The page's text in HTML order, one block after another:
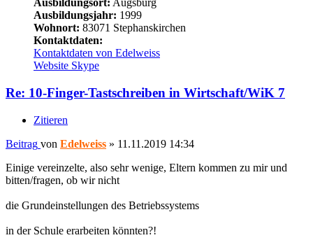
Ausbildungsort: Augsburg
Ausbildungsjahr: 1999
Wohnort: 83071 Stephanskirchen
Kontaktdaten:
Kontaktdaten von Edelweiss
Website Skype
Re: 10-Finger-Tastschreiben in Wirtschaft/WiK 7
Zitieren
Beitrag von Edelweiss » 11.11.2019 14:34
Einige vereinzelte, also sehr wenige, Eltern kommen zu mir und
bitten/fragen, ob wir nicht
die Grundeinstellungen des Betriebssystems
in der Schule erarbeiten könnten?!